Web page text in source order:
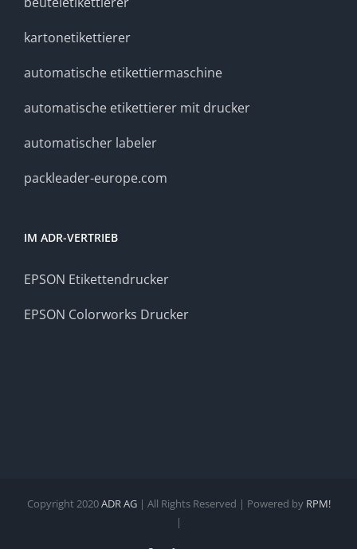
kartonetikettierer
automatische etikettiermaschine
automatische etikettierer mit drucker
automatischer labeler
packleader-europe.com
IM ADR-VERTRIEB
EPSON Etikettendrucker
EPSON Colorworks Drucker
Copyright 2020ADR AG| All Rights Reserved | Powered by RPM!
|